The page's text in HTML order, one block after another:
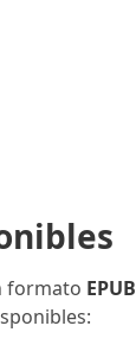
formato EPUB